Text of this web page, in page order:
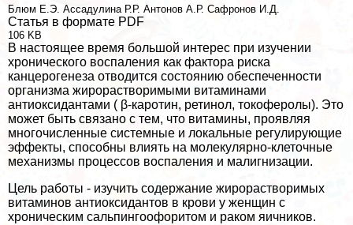
Блюм Е.Э. Ассадулина Р.Р. Антонов А.Р. Сафронов И.Д.
Статья в формате PDF
106 KB
В настоящее время большой интерес при изучении
хронического воспаления как фактора риска
канцерогенеза отводится состоянию обеспеченности
организма жирорастворимыми витаминами
антиоксидантами ( β-каротин, ретинол, токоферолы). Это
может быть связано с тем, что витамины, проявляя
многочисленные системные и локальные регулирующие
эффекты, способны влиять на молекулярно-клеточные
механизмы процессов воспаления и малигнизации.
Цель работы - изучить содержание жирорастворимых
витаминов антиоксидантов в крови у женщин с
хроническим сальпингоофоритом и paком яичников.